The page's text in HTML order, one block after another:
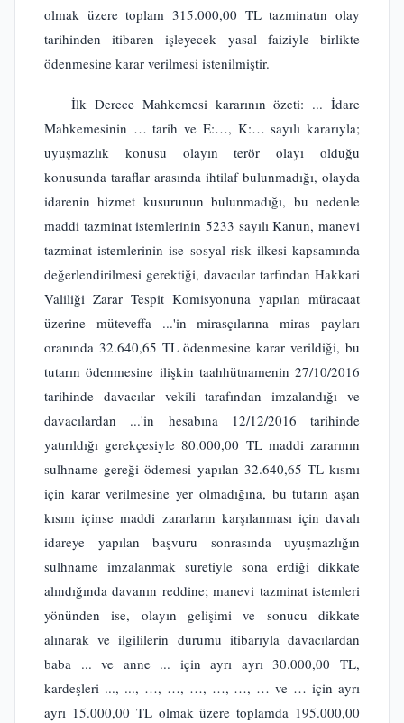
olmak üzere toplam 315.000,00 TL tazminatın olay
tarihinden itibaren işleyecek yasal faiziyle birlikte
ödenmesine karar verilmesi istenilmiştir.
İlk Derece Mahkemesi kararının özeti: ... İdare
Mahkemesinin … tarih ve E:…, K:… sayılı kararıyla;
uyuşmazlık konusu olayın terör olayı olduğu
konusunda taraflar arasında ihtilaf bulunmadığı, olayda
idarenin hizmet kusurunun bulunmadığı, bu nedenle
maddi tazminat istemlerinin 5233 sayılı Kanun, manevi
tazminat istemlerinin ise sosyal risk ilkesi kapsamında
değerlendirilmesi gerektiği, davacılar tarfından Hakkari
Valiliği Zarar Tespit Komisyonuna yapılan müracaat
üzerine müteveffa ...'in mirasçılarına miras payları
oranında 32.640,65 TL ödenmesine karar verildiği, bu
tutarın ödenmesine ilişkin taahhütnamenin 27/10/2016
tarihinde davacılar vekili tarafından imzalandığı ve
davacılardan ...'in hesabına 12/12/2016 tarihinde
yatırıldığı gerekçesiyle 80.000,00 TL maddi zararının
sulhname gereği ödemesi yapılan 32.640,65 TL kısmı
için karar verilmesine yer olmadığına, bu tutarın aşan
kısım içinse maddi zararların karşılanması için davalı
idareye yapılan başvuru sonrasında uyuşmazlığın
sulhname imzalanmak suretiyle sona erdiği dikkate
alındığında davanın reddine; manevi tazminat istemleri
yönünden ise, olayın gelişimi ve sonucu dikkate
alınarak ve ilgililerin durumu itibarıyla davacılardan
baba ... ve anne ... için ayrı ayrı 30.000,00 TL,
kardeşleri ..., ..., …, …, …, …, …, … ve … için ayrı
ayrı 15.000,00 TL olmak üzere toplamda 195.000,00